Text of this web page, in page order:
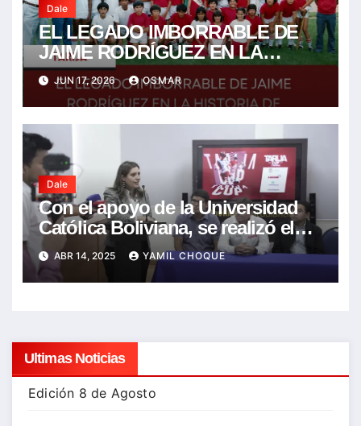
Dale
EL LEGADO IMBORRABLE DE
JAIME RODRÍGUEZ EN LA
HISTORIA DE MUNICIPAL
JUN 17, 2026 OSMAR
Dale
Con el apoyo de la Universidad
Católica Boliviana, se realizó el
lanzamiento de la Tarija Cup
ABR 14, 2025 YAMIL CHOQUE
Ultimas Noticias
Edición 8 de Agosto